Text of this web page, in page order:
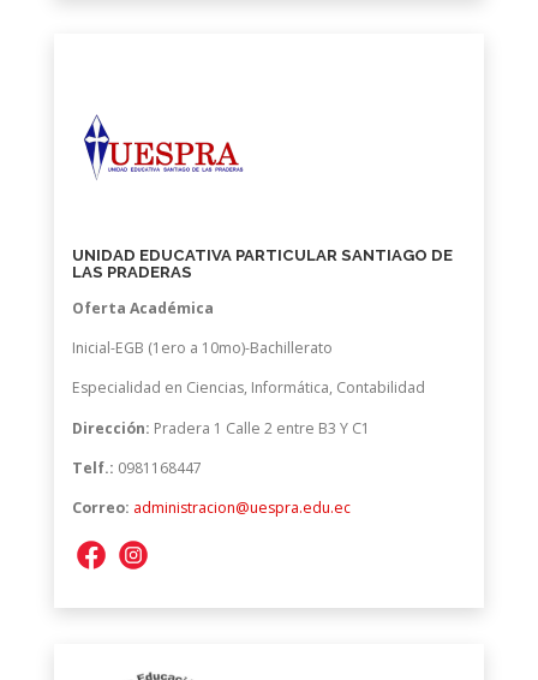
UNIDAD EDUCATIVA PARTICULAR SANTIAGO DE
LAS PRADERAS
Oferta Académica
Inicial-EGB (1ero a 10mo)-Bachillerato
Especialidad en Ciencias, Informática, Contabilidad
Dirección: Pradera 1 Calle 2 entre B3 Y C1
Telf.: 0981168447
Correo: administracion@uespra.edu.ec